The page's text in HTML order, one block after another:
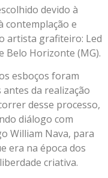
devido à
contemplação e
artista grafiteiro: Led
Belo Horizonte (MG).
esboços foram
da realização
desse processo,
diálogo com
William Nava, para
era na época dos
criativa.